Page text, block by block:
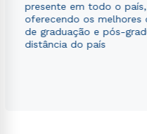
presente em todo o país,
oferecendo os melhores
de graduação e pós-
distância do país
autorizo que meus